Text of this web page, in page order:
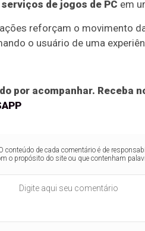
de jogos de PC em
reforçam o movimento
o usuário de uma
por acompanhar. Receba
conteúdo de cada comentário é de
o propósito do site ou que contenham